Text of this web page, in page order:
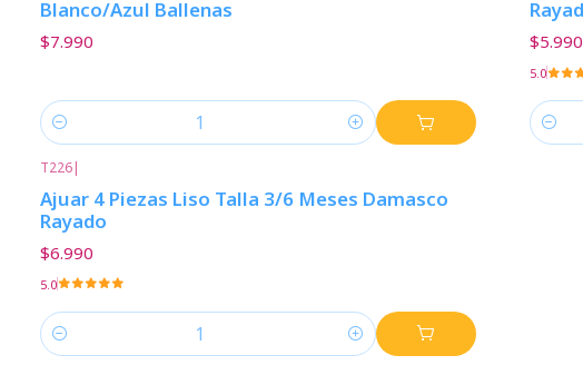
Blanco/Azul Ballenas
$7.990
Cantidad
$5.990
5.0
T226|
Ajuar 4 Piezas Liso Talla 3/6 Meses Damasco
Rayado
$6.990
5.0
Cantidad